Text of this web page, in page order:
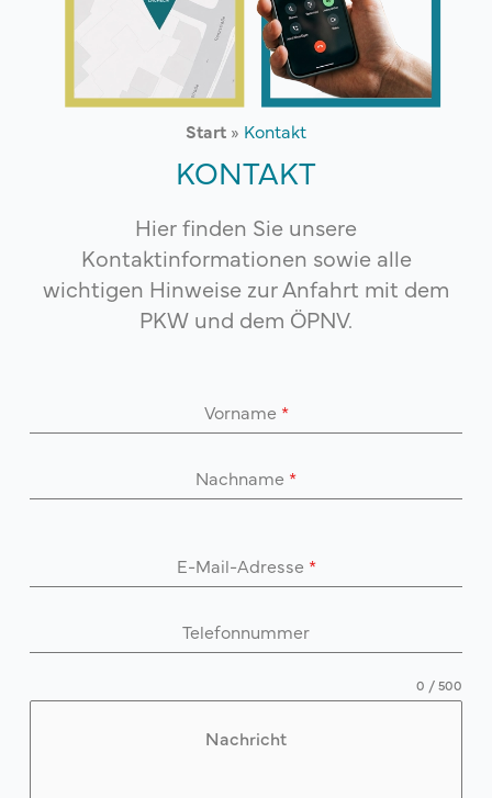
Start » Kontakt
KONTAKT
Hier finden Sie unsere
Kontaktinformationen sowie alle
wichtigen Hinweise zur Anfahrt mit dem
PKW und dem ÖPNV.
Vorname *
Nachname *
E-Mail-Adresse *
Telefonnummer
Nachricht
0 / 500